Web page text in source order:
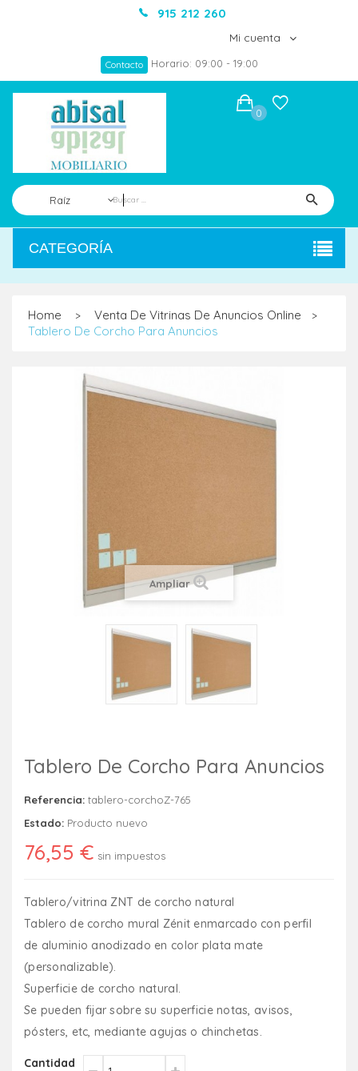
915 212 260
Mi cuenta
Contacto Horario: 09:00 - 19:00
Raíz
0
CATEGORÍA
Home > Venta De Vitrinas De Anuncios Online >
Tablero De Corcho Para Anuncios
Ampliar
Tablero De Corcho Para Anuncios
Referencia: tablero-corchoZ-765
Estado: Producto nuevo
76,55 € sin impuestos
Tablero/vitrina ZNT de corcho natural
Tablero de corcho mural Zénit enmarcado con perfil
de aluminio anodizado en color plata mate
(personalizable).
Superficie de corcho natural.
Se pueden fijar sobre su superficie notas, avisos,
pósters, etc, mediante agujas o chinchetas.
Cantidad